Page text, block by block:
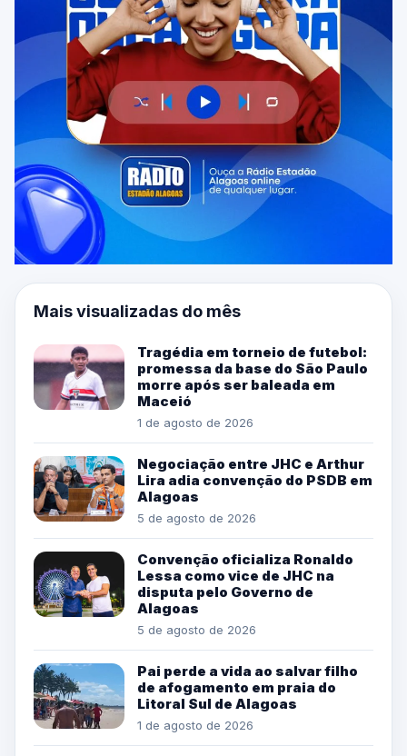
Mais visualizadas do mês
Tragédia em torneio de futebol:
promessa da base do São Paulo
morre após ser baleada em
Maceió
1 de agosto de 2026
Negociação entre JHC e Arthur
Lira adia convenção do PSDB em
Alagoas
5 de agosto de 2026
Convenção oficializa Ronaldo
Lessa como vice de JHC na
disputa pelo Governo de
Alagoas
5 de agosto de 2026
Pai perde a vida ao salvar filho
de afogamento em praia do
Litoral Sul de Alagoas
1 de agosto de 2026